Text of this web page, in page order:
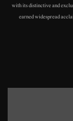
with its distinctive and
earned widespread